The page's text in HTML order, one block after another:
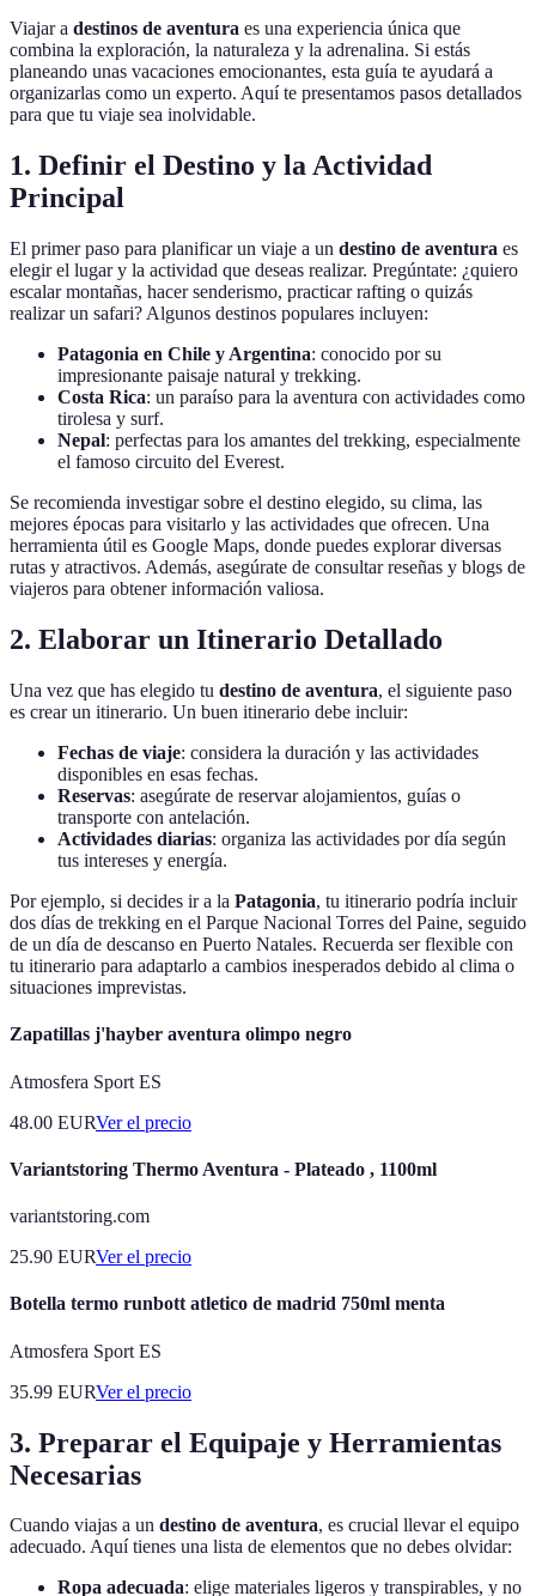
Viajar a destinos de aventura es una experiencia única que
combina la exploración, la naturaleza y la adrenalina. Si estás
planeando unas vacaciones emocionantes, esta guía te ayudará a
organizarlas como un experto. Aquí te presentamos pasos detallados
para que tu viaje sea inolvidable.
1. Definir el Destino y la Actividad
Principal
El primer paso para planificar un viaje a un destino de aventura es
elegir el lugar y la actividad que deseas realizar. Pregúntate: ¿quiero
escalar montañas, hacer senderismo, practicar rafting o quizás
realizar un safari? Algunos destinos populares incluyen:
Patagonia en Chile y Argentina: conocido por su
impresionante paisaje natural y trekking.
Costa Rica: un paraíso para la aventura con actividades como
tirolesa y surf.
Nepal: perfectas para los amantes del trekking, especialmente
el famoso circuito del Everest.
Se recomienda investigar sobre el destino elegido, su clima, las
mejores épocas para visitarlo y las actividades que ofrecen. Una
herramienta útil es Google Maps, donde puedes explorar diversas
rutas y atractivos. Además, asegúrate de consultar reseñas y blogs de
viajeros para obtener información valiosa.
2. Elaborar un Itinerario Detallado
Una vez que has elegido tu destino de aventura, el siguiente paso
es crear un itinerario. Un buen itinerario debe incluir:
Fechas de viaje: considera la duración y las actividades
disponibles en esas fechas.
Reservas: asegúrate de reservar alojamientos, guías o
transporte con antelación.
Actividades diarias: organiza las actividades por día según
tus intereses y energía.
Por ejemplo, si decides ir a la Patagonia, tu itinerario podría incluir
dos días de trekking en el Parque Nacional Torres del Paine, seguido
de un día de descanso en Puerto Natales. Recuerda ser flexible con
tu itinerario para adaptarlo a cambios inesperados debido al clima o
situaciones imprevistas.
Zapatillas j'hayber aventura olimpo negro
Atmosfera Sport ES
48.00 EURVer el precio
Variantstoring Thermo Aventura - Plateado , 1100ml
variantstoring.com
25.90 EURVer el precio
Botella termo runbott atletico de madrid 750ml menta
Atmosfera Sport ES
35.99 EURVer el precio
3. Preparar el Equipaje y Herramientas
Necesarias
Cuando viajas a un destino de aventura, es crucial llevar el equipo
adecuado. Aquí tienes una lista de elementos que no debes olvidar:
Ropa adecuada: elige materiales ligeros y transpirables, y no